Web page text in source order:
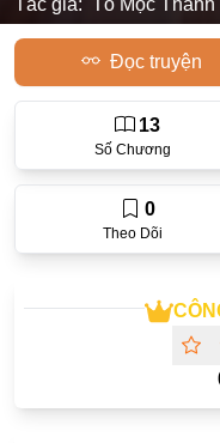
Học Đường
Điền Văn
Thanh Xuân Vườn
Cưới Trước Yêu Sau
Không CP
Gương Vỡ Lại Lành
Số Chương
13
Theo Dõi
0
Đọc truyện